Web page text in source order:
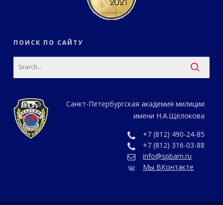
ПОИСК ПО САЙТУ
Санкт-Петербургская академия милиции
имени Н.А.Щёлокова
+7 (812) 490-24-85
+7 (812) 316-03-88
info@spbam.ru
Мы ВКонтакте